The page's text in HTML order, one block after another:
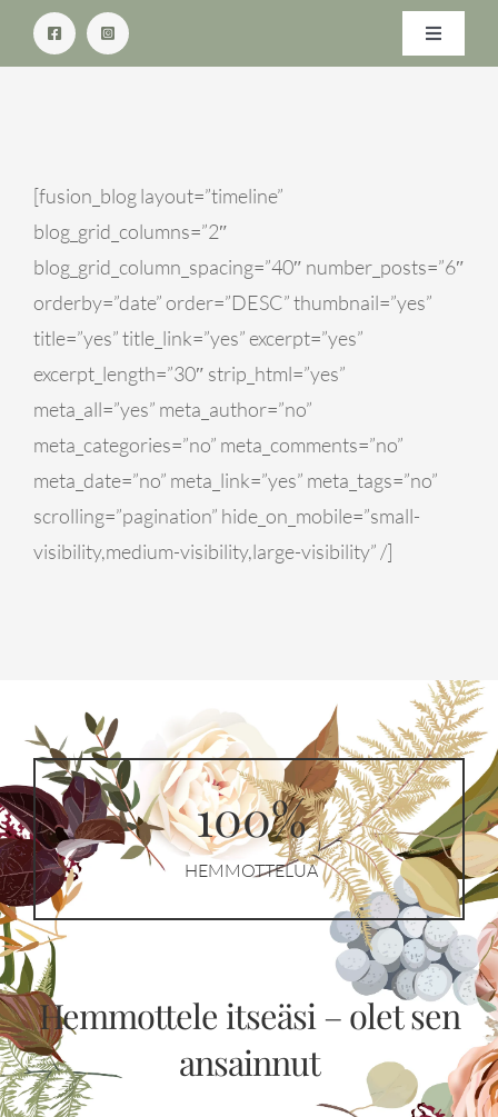
Toggle
HINNASTO
AJANVARAUS
YHTEYSTIEDOT
[fusion_blog layout=”timeline”
blog_grid_columns=”2″
blog_grid_column_spacing=”40″ number_posts=”6″
orderby=”date” order=”DESC” thumbnail=”yes”
title=”yes” title_link=”yes” excerpt=”yes”
excerpt_length=”30″ strip_html=”yes”
meta_all=”yes” meta_author=”no”
meta_categories=”no” meta_comments=”no”
meta_date=”no” meta_link=”yes” meta_tags=”no”
scrolling=”pagination” hide_on_mobile=”small-
visibility,medium-visibility,large-visibility” /]
100%
HEMMOTTELUA
Hemmottele itseäsi – olet sen
ansainnut